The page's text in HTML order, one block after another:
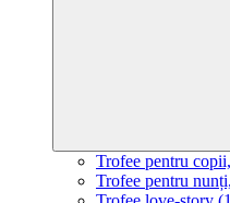
Trofee pentru
Trofee pentru